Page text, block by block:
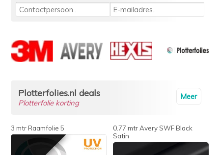
Meer
Plotterfolies.nl deals
Plotterfolie korting
3 mtr Raamfolie 5
0.77 mtr Avery SWF Black
Satin